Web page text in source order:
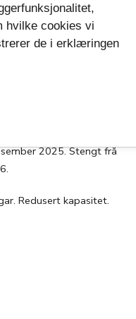
2025 til 8. januar
i perioden.
Redusert
2025. Stengt frå
Redusert kapasitet.
hvilke cookies vi
de i erklæringen